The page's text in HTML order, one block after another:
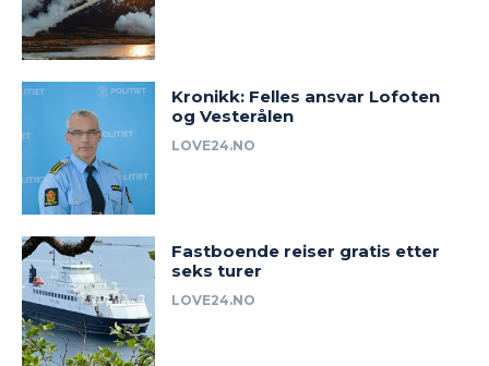
Kronikk: Felles ansvar Lofoten
og Vesterålen
LOVE24.NO
Fastboende reiser gratis etter
seks turer
LOVE24.NO